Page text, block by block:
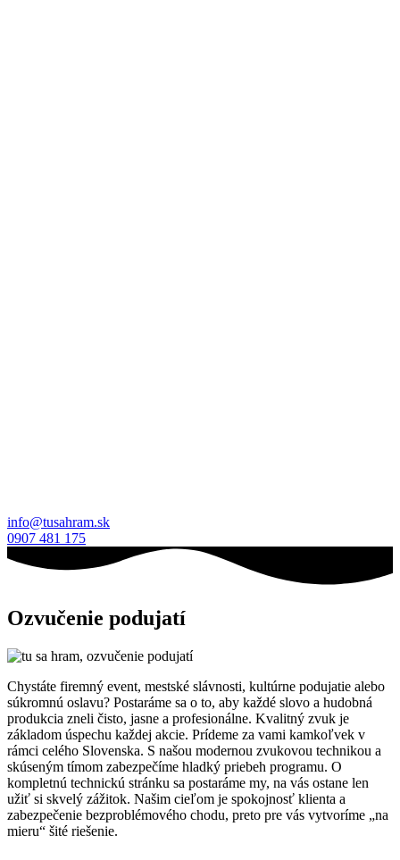
info@tusahram.sk
0907 481 175
Ozvučenie podujatí
Chystáte firemný event, mestské slávnosti, kultúrne podujatie alebo
súkromnú oslavu? Postaráme sa o to, aby každé slovo a hudobná
produkcia zneli čisto, jasne a profesionálne. Kvalitný zvuk je
základom úspechu každej akcie. Prídeme za vami kamkoľvek v
rámci celého Slovenska. S našou modernou zvukovou technikou a
skúseným tímom zabezpečíme hladký priebeh programu. O
kompletnú technickú stránku sa postaráme my, na vás ostane len
užiť si skvelý zážitok. Našim cieľom je spokojnosť klienta a
zabezpečenie bezproblémového chodu, preto pre vás vytvoríme „na
mieru“ šité riešenie.